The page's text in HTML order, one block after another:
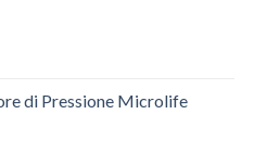
di Pressione Microlife